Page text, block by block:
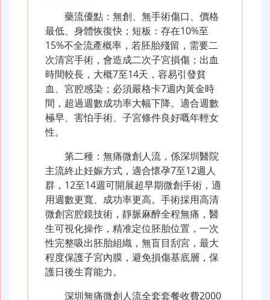
藥流優點：無創、無手術傷口、價格
最低、身體恢復快；短板：存在10%至
15%不全流產概率，若胚胎殘留，需要二
次清宮手術，會造成二次子宮損傷；出血
時間較長，大概7至14天，容易引發貧
血、宮腔感染；必須嚴格卡7週內黃金時
間，超過週數成功率大幅下降。適合週數
極早、害怕手術、子宮條件良好嘅年輕女
性。
第二種：無痛微創人流，係深圳醫院
主流終止妊娠方式，適合懷孕7至12週人
群，12至14週可開展超早期微創手術，適
用週數更寬、成功率更高。手術採用高清
微創宮腔鏡技術，靜脈麻醉全程無痛，醫
生可視化操作，精准定位胚胎位置，一次
性完整吸出胚胎組織，無盲目刮宮，最大
程度保護子宮內膜，避免損傷基底層，保
護日後生育能力。
深圳無痛微創人流全套套餐收費2000